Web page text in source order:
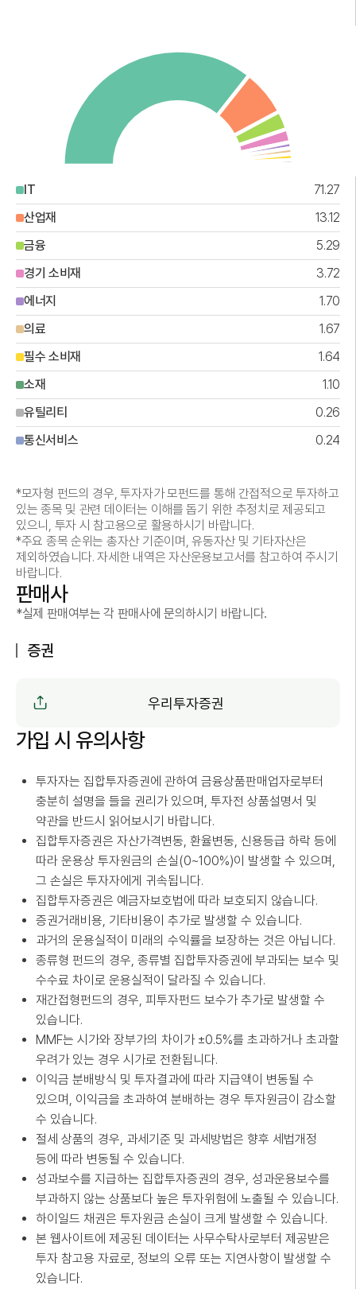
IT
71.27
산업재
13.12
금융
5.29
경기 소비재
3.72
에너지
1.70
의료
1.67
필수 소비재
1.64
소재
1.10
유틸리티
0.26
통신서비스
0.24
*모자형 펀드의 경우, 투자자가 모펀드를 통해 간접적으로 투자하고
있는 종목 및 관련 데이터는 이해를 돕기 위한 추정치로 제공되고
있으니, 투자 시 참고용으로 활용하시기 바랍니다.
*주요 종목 순위는 총자산 기준이며, 유동자산 및 기타자산은
제외하였습니다. 자세한 내역은 자산운용보고서를 참고하여 주시기
바랍니다.
판매사
*실제 판매여부는 각 판매사에 문의하시기 바랍니다.
증권
우리투자증권
가입 시 유의사항
투자자는 집합투자증권에 관하여 금융상품판매업자로부터
충분히 설명을 들을 권리가 있으며, 투자전 상품설명서 및
약관을 반드시 읽어보시기 바랍니다.
집합투자증권은 자산가격변동, 환율변동, 신용등급 하락 등에
따라 운용상 투자원금의 손실(0~100%)이 발생할 수 있으며,
그 손실은 투자자에게 귀속됩니다.
집합투자증권은 예금자보호법에 따라 보호되지 않습니다.
증권거래비용, 기타비용이 추가로 발생할 수 있습니다.
과거의 운용실적이 미래의 수익률을 보장하는 것은 아닙니다.
종류형 펀드의 경우, 종류별 집합투자증권에 부과되는 보수 및
수수료 차이로 운용실적이 달라질 수 있습니다.
재간접형펀드의 경우, 피투자펀드 보수가 추가로 발생할 수
있습니다.
MMF는 시가와 장부가의 차이가 ±0.5%를 초과하거나 초과할
우려가 있는 경우 시가로 전환됩니다.
이익금 분배방식 및 투자결과에 따라 지급액이 변동될 수
있으며, 이익금을 초과하여 분배하는 경우 투자원금이 감소할
수 있습니다.
절세 상품의 경우, 과세기준 및 과세방법은 향후 세법개정
등에 따라 변동될 수 있습니다.
성과보수를 지급하는 집합투자증권의 경우, 성과운용보수를
부과하지 않는 상품보다 높은 투자위험에 노출될 수 있습니다.
하이일드 채권은 투자원금 손실이 크게 발생할 수 있습니다.
본 웹사이트에 제공된 데이터는 사무수탁사로부터 제공받은
투자 참고용 자료로, 정보의 오류 또는 지연사항이 발생할 수
있습니다.